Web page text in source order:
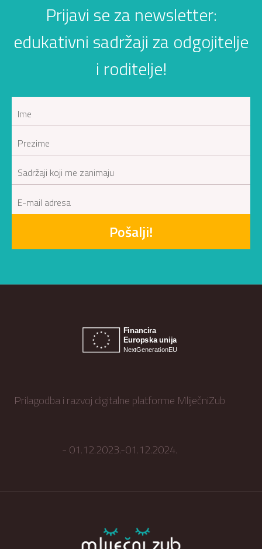
Prijavi se za newsletter:
edukativni sadržaji za odgojitelje
i roditelje!
Pošalji!
Prilagodba i razvoj digitalne platforme MliječniZub
- 01.12.2023.-01.12.2024.